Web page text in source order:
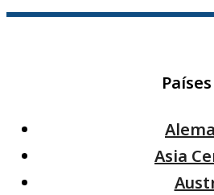
Países
Asia